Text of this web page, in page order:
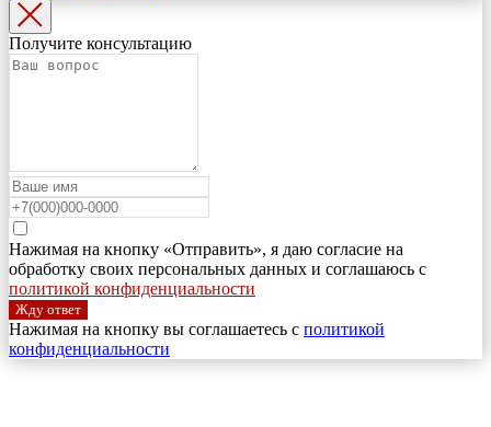
Получите консультацию
Нажимая на кнопку «Отправить», я даю согласие на
обработку своих персональных данных и соглашаюсь с
политикой конфиденциальности
Жду ответ
Нажимая на кнопку вы соглашаетесь с политикой
конфиденциальности